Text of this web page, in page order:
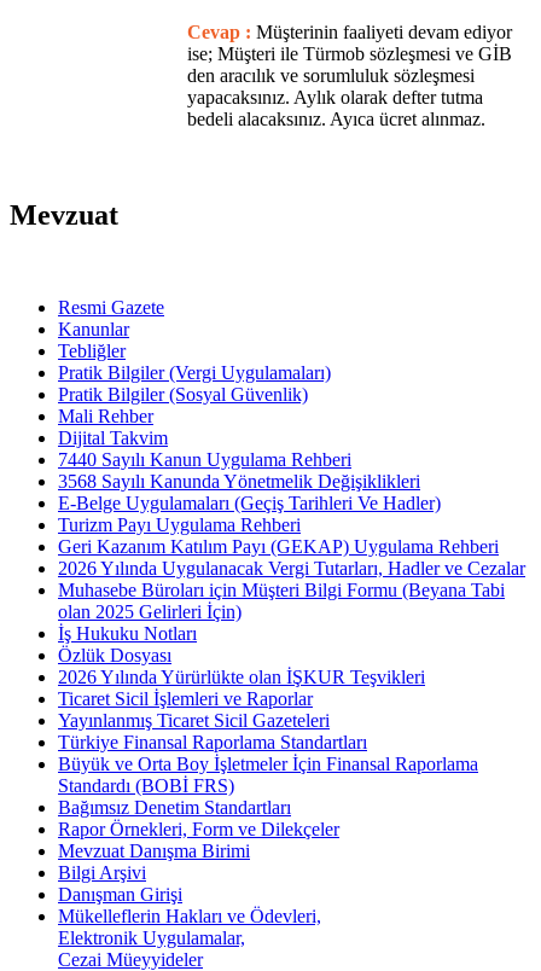
Cevap : Müşterinin faaliyeti devam ediyor
ise; Müşteri ile Türmob sözleşmesi ve GİB
den aracılık ve sorumluluk sözleşmesi
yapacaksınız. Aylık olarak defter tutma
bedeli alacaksınız. Ayıca ücret alınmaz.
Mevzuat
Resmi Gazete
Kanunlar
Tebliğler
Pratik Bilgiler (Vergi Uygulamaları)
Pratik Bilgiler (Sosyal Güvenlik)
Mali Rehber
Dijital Takvim
7440 Sayılı Kanun Uygulama Rehberi
3568 Sayılı Kanunda Yönetmelik Değişiklikleri
E-Belge Uygulamaları (Geçiş Tarihleri Ve Hadler)
Turizm Payı Uygulama Rehberi
Geri Kazanım Katılım Payı (GEKAP) Uygulama Rehberi
2026 Yılında Uygulanacak Vergi Tutarları, Hadler ve Cezalar
Muhasebe Büroları için Müşteri Bilgi Formu (Beyana Tabi
olan 2025 Gelirleri İçin)
İş Hukuku Notları
Özlük Dosyası
2026 Yılında Yürürlükte olan İŞKUR Teşvikleri
Ticaret Sicil İşlemleri ve Raporlar
Yayınlanmış Ticaret Sicil Gazeteleri
Türkiye Finansal Raporlama Standartları
Büyük ve Orta Boy İşletmeler İçin Finansal Raporlama
Standardı (BOBİ FRS)
Bağımsız Denetim Standartları
Rapor Örnekleri, Form ve Dilekçeler
Mevzuat Danışma Birimi
Bilgi Arşivi
Danışman Girişi
Mükelleflerin Hakları ve Ödevleri,
Elektronik Uygulamalar,
Cezai Müeyyideler